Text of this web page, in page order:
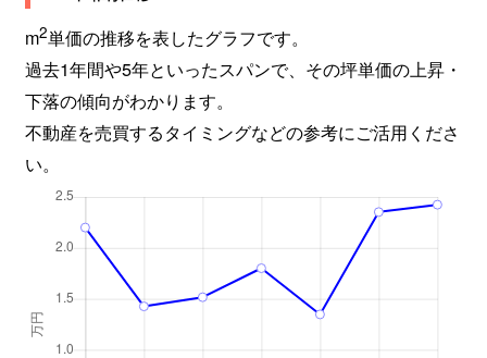
m2単価の推移を表したグラフです。
過去1年間や5年といったスパンで、その坪単価の上昇・
下落の傾向がわかります。
不動産を売買するタイミングなどの参考にご活用くださ
い。